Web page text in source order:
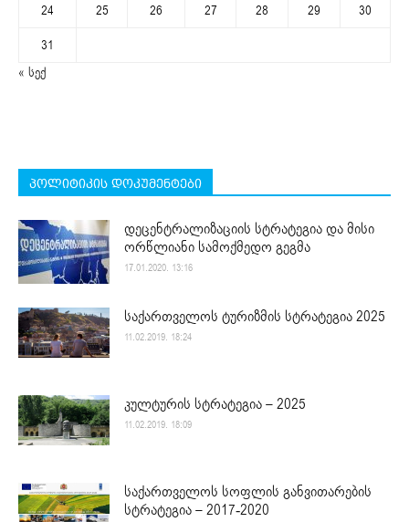
24
25 26 27 28 29
30
31
« სექ
პოლიტიკის დოკუმენტები
დეცენტრალიზაციის სტრატეგია და მისი
ორწლიანი სამოქმედო გეგმა
17.01.2020. 13:16
საქართველოს ტურიზმის სტრატეგია 2025
11.02.2019. 18:24
კულტურის სტრატეგია – 2025
11.02.2019. 18:09
საქართველოს სოფლის განვითარების
სტრატეგია – 2017-2020